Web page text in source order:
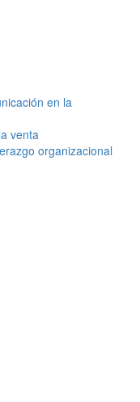
en la
venta
organizacional